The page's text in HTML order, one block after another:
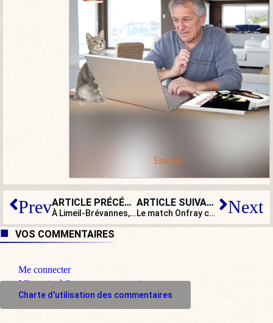
Prev ARTICLE PRÉCÉDENT
À Limeil-Brévannes, la guérilla urbaine est une activité payante !
ARTICLE SUIVANT
Le match Onfray contre BHL : symbole d’une discipline qui tombe Next
VOS COMMENTAIRES
Me connecter
M'inscrire à l'espace commentaire
Charte d'utilisation des commentaires